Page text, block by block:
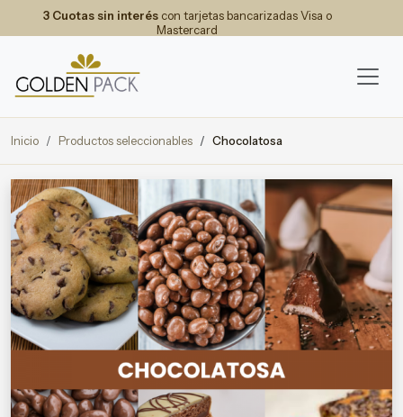
3 Cuotas sin interéscon tarjetas bancarizadas Visa o
Mastercard
Inicio Productos seleccionables Chocolatosa